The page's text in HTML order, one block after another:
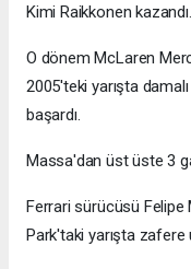
Kimi Raikkonen kazandı.
O dönem McLaren
2005'teki yarışta
başardı.
Massa'dan üst üste 3
Ferrari sürücüsü
Park'taki yarışta zafere